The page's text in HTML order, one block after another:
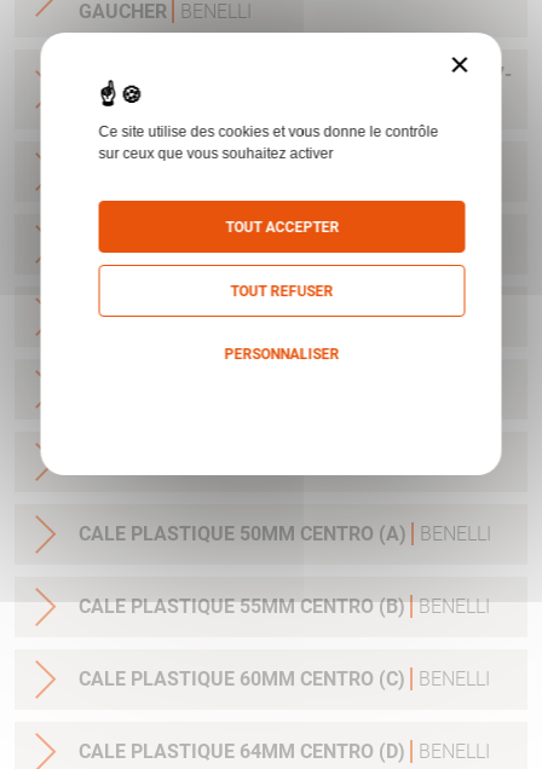
GAUCHER BENELLI
2134 BENELLI
CALE PLASTIQUE 60MM CRIO (C) BENELLI
CALE PLASTIQUE 50MM CENTRO (A) BENELLI
CALE PLASTIQUE 55MM CENTRO (B) BENELLI
CALE PLASTIQUE 60MM CENTRO (C) BENELLI
CALE PLASTIQUE 64MM CENTRO (D) BENELLI
×
Ce site utilise des cookies et vous donne le contrôle
sur ceux que vous souhaitez activer
TOUT ACCEPTER
TOUT REFUSER
PERSONNALISER